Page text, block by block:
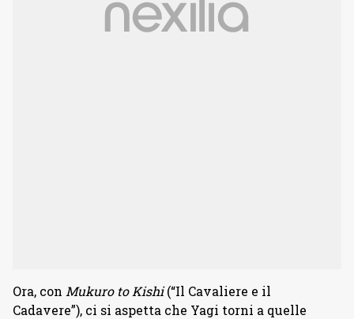
Ora, con Mukuro to Kishi(“Il Cavaliere e il
Cadavere”), ci si aspetta che Yagi torni a quelle